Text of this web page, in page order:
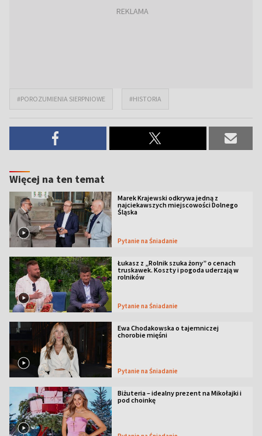
#POROZUMIENIA SIERPNIOWE #HISTORIA
Więcej na ten temat
Marek Krajewski odkrywa jedną z
najciekawszych miejscowości Dolnego
Śląska
Pytanie na Śniadanie
Łukasz z „Rolnik szuka żony” o cenach
truskawek. Koszty i pogoda uderzają w
rolników
Pytanie na Śniadanie
Ewa Chodakowska o tajemniczej
chorobie mięśni
Pytanie na Śniadanie
Biżuteria – idealny prezent na Mikołajki i
pod choinkę